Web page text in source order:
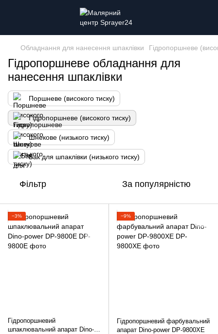
Обладнання для нанесення шпаклівки Гідропоршневе
Гідропоршневе обладнання для
нанесення шпаклівки
Поршневе (високого тиску)
Гідропоршневе (високого тиску)
Шнекове (низького тиску)
Бак для шпаклівки (низького тиску)
Фільтр За популярністю
−3%
Гідропоршневий
шпаклювальний апарат Dino-
−9%
Гідропоршневий фарбувальний
апарат Dino-power DP-9800XE